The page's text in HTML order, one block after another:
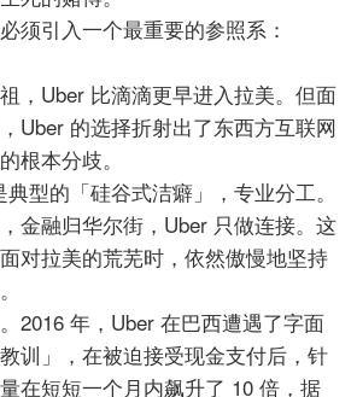
须引入一个最重要的参照系：
，Uber 比滴滴更早进入拉美。但面
Uber 的选择折射出了东西方互联网
根本分歧。
型的「硅谷式洁癖」，专业分工。
金融归华尔街，Uber 只做连接。这
对拉美的荒芜时，依然傲慢地坚持
2016 年，Uber 在巴西遭遇了字面
训」，在被迫接受现金支付后，针
在短短一个月内飙升了 10 倍，据